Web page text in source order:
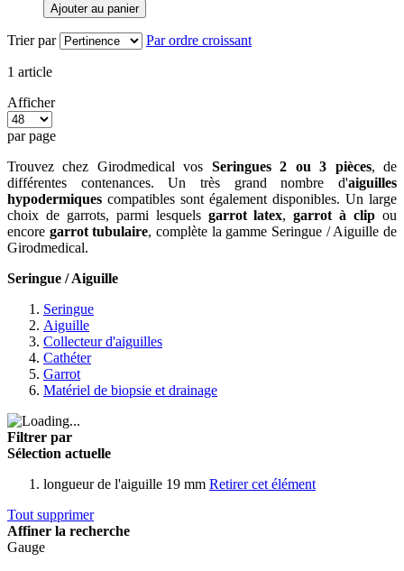
Ajouter au panier
Trier par Par ordre croissant
1 article
Afficher
par page
Trouvez chez Girodmedical vos Seringues 2 ou 3 pièces, de
différentes contenances. Un très grand nombre d'aiguilles
hypodermiques compatibles sont également disponibles. Un large
choix de garrots, parmi lesquels garrot latex,garrot à clip ou
encore garrot tubulaire, complète la gamme Seringue / Aiguille de
Girodmedical.
Seringue / Aiguille
Seringue
Aiguille
Collecteur d'aiguilles
Cathéter
Garrot
Matériel de biopsie et drainage
Filtrer par
Sélection actuelle
longueur de l'aiguille 19 mm Retirer cet élément
Tout supprimer
Affiner la recherche
Gauge